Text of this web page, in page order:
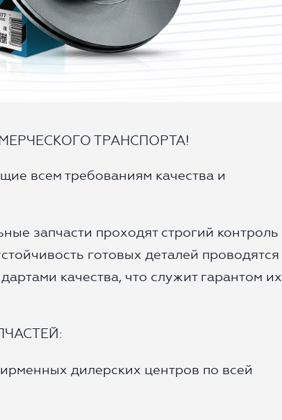
ТРАНСПОРТА!
всем требованиям качества и
запчасти проходят строгий контроль
готовых деталей проводятся
качества, что служит гарантом их
дилерских центров по всей
пользования сайтом
обработку, хранение и
моих персональных данных, и